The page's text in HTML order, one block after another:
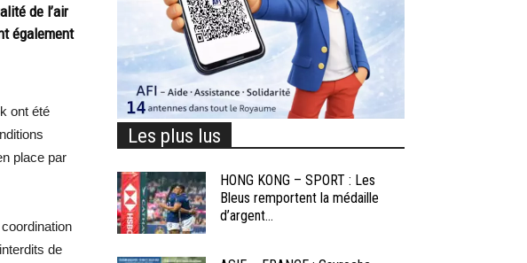
de l’air
également
ont été
place par
de
Les plus lus
HONG KONG – SPORT : Les
Bleus remportent la médaille
d’argent...